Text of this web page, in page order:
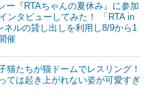
ー『RTAちゃんの夏休み』に参加
ンタビューしてみた！ 「RTA in
ネルの貸し出しを利用し8/9から1
催
猫たちが猫ドームでレスリング！
ては起き上がれない姿が可愛すぎ